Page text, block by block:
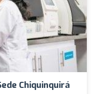
Chiquinquirá